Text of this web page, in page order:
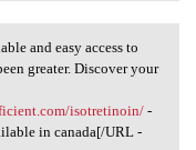
reliable
and easy access to
greater. Discover your
isotretinoin/-
in canada[/URL -